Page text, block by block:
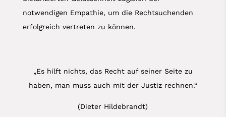
notwendigen Empathie, um die Rechtsuchenden
erfolgreich vertreten zu können.
„Es hilft nichts, das Recht auf seiner Seite zu
haben, man muss auch mit der Justiz rechnen.“
(Dieter Hildebrandt)